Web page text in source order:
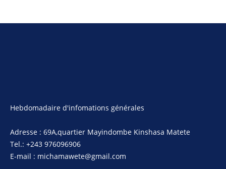
Hebdomadaire d'infomations générales
Adresse : 69A,quartier Mayindombe Kinshasa Matete
Tel.: +243 976096906
E-mail : michamawete@gmail.com